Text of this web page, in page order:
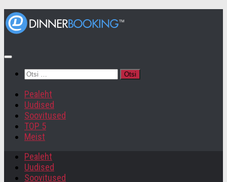
Otsi:
Pealeht
Uudised
Soovitused
TOP 5
Meist
Pealeht
Uudised
Soovitused